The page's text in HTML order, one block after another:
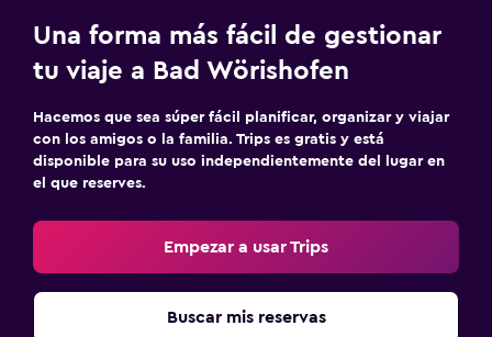
Estacionamiento en la calle
Almohada de plumas
Enchufe cerca de la cama
Despertador
Armario o clóset
Comedor
Almuerzos para llevar
Una forma más fácil de gestionar
tu viaje a Bad Wörishofen
Hacemos que sea súper fácil planificar, organizar y viajar
con los amigos o la familia. Trips es gratis y está
disponible para su uso independientemente del lugar en
el que reserves.
Empezar a usar Trips
Buscar mis reservas